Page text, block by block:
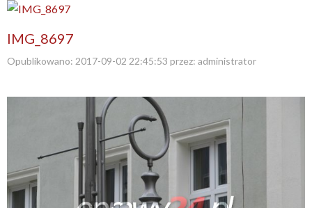
IMG_8697
Opublikowano: 2017-09-02 22:45:53 przez: administrator